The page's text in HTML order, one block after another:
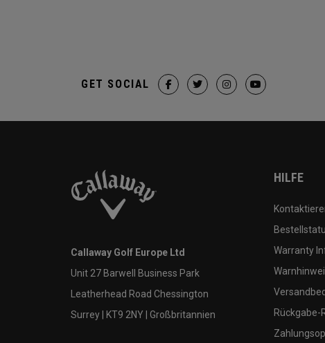
GET SOCIAL
Callaway Golf Europe Ltd
Unit 27 Barwell Business Park
Leatherhead Road Chessington
Surrey | KT9 2NY | Großbritannien
HILFE
Warranty
Rückgabe-